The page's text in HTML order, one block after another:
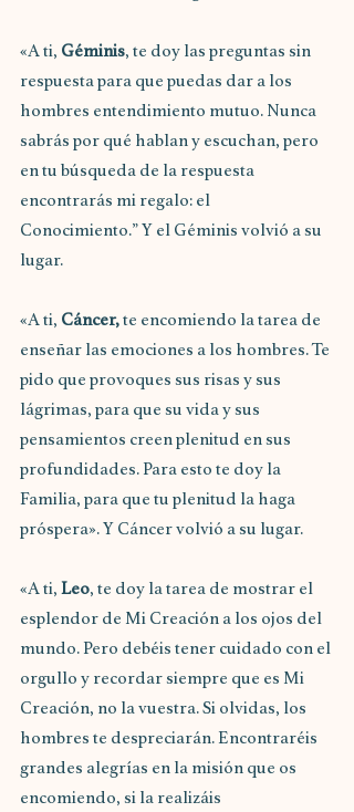
«A ti, Géminis, te doy las preguntas sin
respuesta para que puedas dar a los
hombres entendimiento mutuo. Nunca
sabrás por qué hablan y escuchan, pero
en tu búsqueda de la respuesta
encontrarás mi regalo: el
Conocimiento.” Y el Géminis volvió a su
lugar.
«A ti, Cáncer, te encomiendo la tarea de
enseñar las emociones a los hombres. Te
pido que provoques sus risas y sus
lágrimas, para que su vida y sus
pensamientos creen plenitud en sus
profundidades. Para esto te doy la
Familia, para que tu plenitud la haga
próspera». Y Cáncer volvió a su lugar.
«A ti, Leo, te doy la tarea de mostrar el
esplendor de Mi Creación a los ojos del
mundo. Pero debéis tener cuidado con el
orgullo y recordar siempre que es Mi
Creación, no la vuestra. Si olvidas, los
hombres te despreciarán. Encontraréis
grandes alegrías en la misión que os
encomiendo, si la realizáis